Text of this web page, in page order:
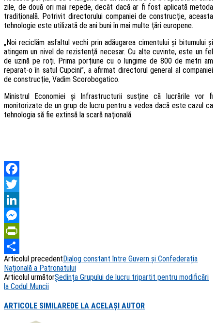
zile, de două ori mai repede, decât dacă ar fi fost aplicată metoda
tradiţională. Potrivit directorului companiei de construcţie, aceasta
tehnologie este utilizată de ani buni în mai multe ţări europene.
„Noi reciclăm asfaltul vechi prin adăugarea cimentului şi bitumului şi
atingem un nivel de rezistenţă necesar. Cu alte cuvinte, este un fel
de uzină pe roţi. Prima porţiune cu o lungime de 800 de metri am
reparat-o în satul Cupcini”, a afirmat directorul general al companiei
de construcţie, Vadim Scorobogatico.
Ministrul Economiei şi Infrastructurii susţine că lucrările vor fi
monitorizate de un grup de lucru pentru a vedea dacă este cazul ca
tehnologia să fie extinsă la scară naţională.
Facebook
Twitter
LinkedIn
Messenger
PrintFriendly
Share
Articolul precedentDialog constant între Guvern și Confederația
Națională a Patronatului
Articolul următorȘedința Grupului de lucru tripartit pentru modificări
la Codul Muncii
ARTICOLE SIMILAREDE LA ACELAȘI AUTOR